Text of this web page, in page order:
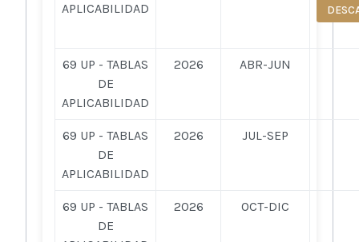
APLICABILIDAD
69 UP - TABLAS
DE
APLICABILIDAD
2026 ABR-JUN
69 UP - TABLAS
DE
APLICABILIDAD
2026 JUL-SEP
69 UP - TABLAS
DE
2026 OCT-DIC